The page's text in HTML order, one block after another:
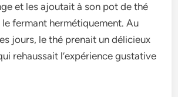
et les ajoutait à son pot de­ thé
le fe­rmant hermétiquement. Au
jours, le thé pre­nait un délicieux
rehaussait l’e­xpérience gustative